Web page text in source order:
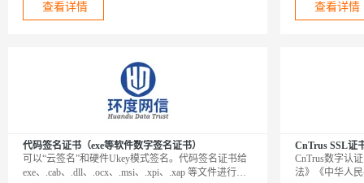
查看详情 查看详情
代码签名证书（exe等软件数字签名证书）
可以“云签名”和硬件Ukey模式签名。代码签名证书给
exe、.cab、.dll、.ocx、.msi、.xpi、.xap 等文件进行数
CnTrus SSL证
CnTrus数字认
法》《中华人